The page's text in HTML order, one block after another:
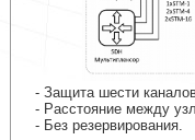
- Защита шести
- Расстояние между
- Без резервирования.